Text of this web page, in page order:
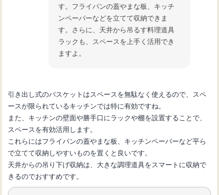
す。フライパンの蓋やまな板、キッチ
ンペーパーなどを立てて収納できま
す。さらに、天井から吊るす料理道具
ラックも、スペースを上手く活用でき
ますよ。
引き出し式のバスケットはスペースを無駄なく使えるので、スペ
ースが限られているキッチンでは特に有効ですね。
また、キッチンの壁面や勝手口にラックや棚を設置することで、
スペースを有効活用します。
これらにはフライパンの蓋やまな板、キッチンペーパーなど平ら
で立てて収納しやすいものを置くと良いです。
天井からの吊り下げ収納は、大きな調理道具をスマートに収納で
きるのでおすすめです。